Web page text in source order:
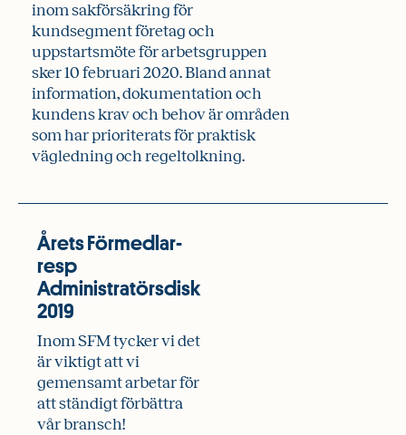
inom sakförsäkring för
kundsegment företag och
uppstartsmöte för arbetsgruppen
sker 10 februari 2020. Bland annat
information, dokumentation och
kundens krav och behov är områden
som har prioriterats för praktisk
vägledning och regeltolkning.
Årets Förmedlar-
resp
Administratörsdisk
2019
Inom SFM tycker vi det
är viktigt att vi
gemensamt arbetar för
att ständigt förbättra
vår bransch!